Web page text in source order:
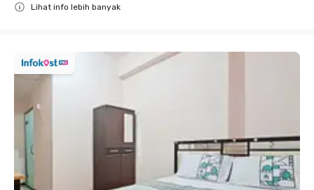
Lihat info lebih banyak